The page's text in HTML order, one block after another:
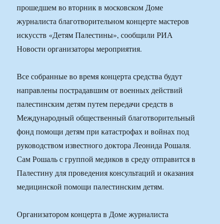
прошедшем во вторник в московском Доме
журналиста благотворительном концерте мастеров
искусств «Детям Палестины», сообщили РИА
Новости организаторы мероприятия.
Все собранные во время концерта средства будут
направлены пострадавшим от военных действий
палестинским детям путем передачи средств в
Международный общественный благотворительный
фонд помощи детям при катастрофах и войнах под
руководством известного доктора Леонида Рошаля.
Сам Рошаль с группой медиков в среду отправится в
Палестину для проведения консультаций и оказания
медицинской помощи палестинским детям.
Организатором концерта в Доме журналиста